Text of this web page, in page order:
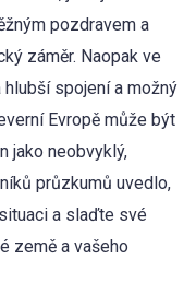
pozdravem a
záměr. Naopak ve
spojení a možný
Evropě může být
jako neobvyklý,
průzkumů uvedlo,
a slaďte své
země a vašeho